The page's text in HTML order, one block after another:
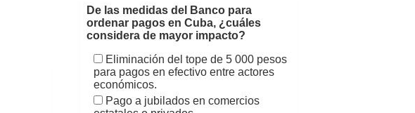
De las medidas del Banco para
ordenar pagos en Cuba, ¿cuáles
considera de mayor impacto?
Eliminación del tope de 5 000 pesos
para pagos en efectivo entre actores
económicos.
Pago a jubilados en comercios